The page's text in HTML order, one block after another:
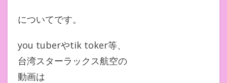
についてです。
you tuberやtik toker等、
台湾スターラックス航空の
動画は